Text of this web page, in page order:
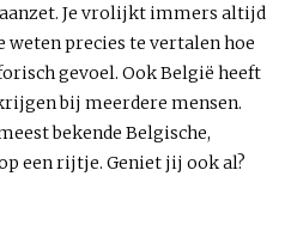
Je vrolijkt immers altijd
weten precies te vertalen hoe
gevoel. Ook België heeft
bij meerdere mensen.
bekende Belgische,
een rijtje. Geniet jij ook al?